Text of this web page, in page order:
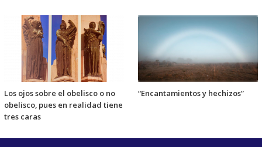
Los ojos sobre el obelisco o no
obelisco, pues en realidad tiene
tres caras
“Encantamientos y hechizos”